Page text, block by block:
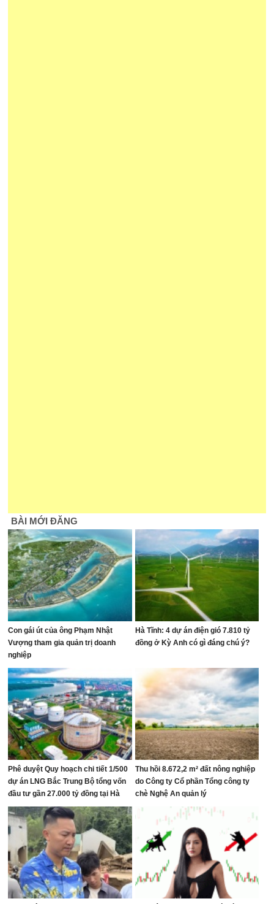
BÀI MỚI ĐĂNG
Con gái út của ông Phạm Nhật
Vượng tham gia quản trị doanh
nghiệp
Hà Tĩnh: 4 dự án điện gió 7.810 tỷ
đồng ở Kỳ Anh có gì đáng chú ý?
Phê duyệt Quy hoạch chi tiết 1/500
dự án LNG Bắc Trung Bộ tổng vốn
đầu tư gần 27.000 tỷ đồng tại Hà
Tĩnh
Thu hồi 8.672,2 m² đất nông nghiệp
do Công ty Cổ phần Tổng công ty
chè Nghệ An quản lý